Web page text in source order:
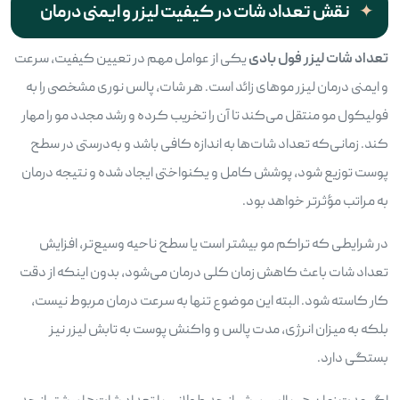
نقش تعداد شات در کیفیت لیزر و ایمنی درمان
تعداد شات لیزر فول بادییکی از عوامل مهم در تعیین کیفیت، سرعت
و ایمنی درمان لیزر موهای زائد است. هر شات، پالس نوری مشخصی را به
فولیکول مو منتقل می‌کند تا آن را تخریب کرده و رشد مجدد مو را مهار
کند. زمانی‌که تعداد شات‌ها به اندازه کافی باشد و به‌درستی در سطح
پوست توزیع شود، پوشش کامل و یکنواختی ایجاد شده و نتیجه درمان
به مراتب مؤثرتر خواهد بود.
در شرایطی که تراکم مو بیشتر است یا سطح ناحیه وسیع‌تر، افزایش
تعداد شات باعث کاهش زمان کلی درمان می‌شود، بدون اینکه از دقت
کار کاسته شود. البته این موضوع تنها به سرعت درمان مربوط نیست،
بلکه به میزان انرژی، مدت پالس و واکنش پوست به تابش لیزر نیز
بستگی دارد.